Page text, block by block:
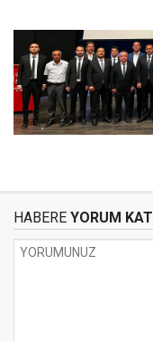
HABERE YORUM KAT